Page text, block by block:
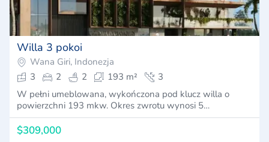
Willa 3 pokoi
Wana Giri, Indonezja
3
2 2 193 m²
3
W pełni umeblowana, wykończona pod klucz willa o
powierzchni 193 mkw. Okres zwrotu wynosi 5…
$309,000